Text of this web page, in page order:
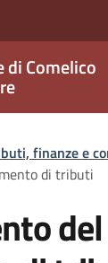
di Comelico
finanze e
di tributi
del